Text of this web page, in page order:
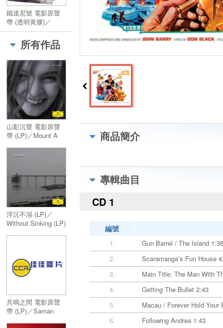
鐵達尼號 電影原聲
帶 (透明黃膠)／
Titanic (透明黃膠)
所有作品
山影沉聲 電影原聲
帶 (LP)／Mount A
浮沉不溺 (LP)／
Without Sinking (LP)
共鳴之間 電影原聲
帶 (LP)／Saman
商品簡介
專輯曲目
CD 1
編號
1.
Gun Barrel / The Island 1:36
2.
Scaramanga’s Fun House
3.
Main Title: The Man With
4.
Getting The Bullet 2:43
5.
Macau / Forever Hold Your
6.
Following Andrea 1:43